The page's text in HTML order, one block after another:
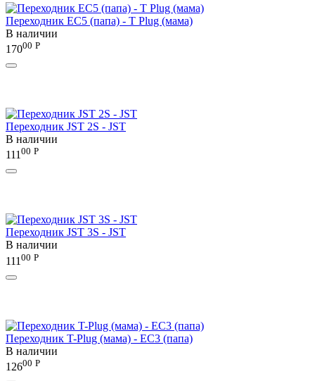
Переходник EC5 (папа) - T Plug (мама)
В наличии
17000 Р
Переходник JST 2S - JST
В наличии
111 00 Р
Переходник JST 3S - JST
В наличии
111 00 Р
Переходник T-Plug (мама) - EC3 (папа)
В наличии
12600 Р